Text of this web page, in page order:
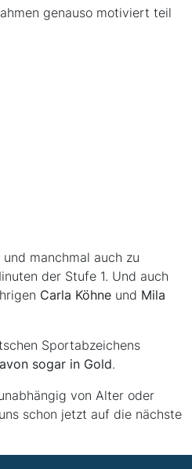
genauso motiviert teil
manchmal auch zu
der Stufe 1. Und auch
Carla Köhne und Mila
Sportabzeichens
sogar in Gold.
von Alter oder
schon jetzt auf die nächste